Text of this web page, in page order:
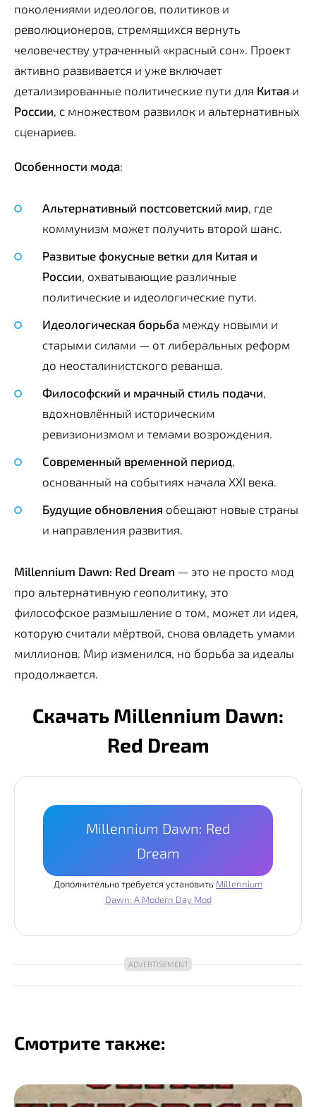
поколениями идеологов, политиков и
революционеров, стремящихся вернуть
человечеству утраченный «красный сон». Проект
активно развивается и уже включает
детализированные политические пути для Китая и
России , с множеством развилок и альтернативных
сценариев.
Особенности мода:
Альтернативный постсоветский мир , где
коммунизм может получить второй шанс.
Развитые фокусные ветки для Китая и
России , охватывающие различные
политические и идеологические пути.
Идеологическая борьба между новыми и
старыми силами — от либеральных реформ
до неосталинистского реванша.
Философский и мрачный стиль подачи
вдохновлённый историческим
ревизионизмом и темами возрождения.
Современный временной период
основанный на событиях начала XXI века.
Будущие обновления обещают новые страны
и направления развития.
Millennium Dawn: Red Dream — это не просто мод
про альтернативную геополитику, это
философское размышление о том, может ли идея,
которую считали мёртвой, снова овладеть умами
миллионов. Мир изменился, но борьба за идеалы
продолжается.
Скачать Millennium Dawn:
Red Dream
Millennium Dawn: Red
Dream
Дополнительно требуется установить Millennium
Dawn: A Modern Day Mod
Смотрите также: